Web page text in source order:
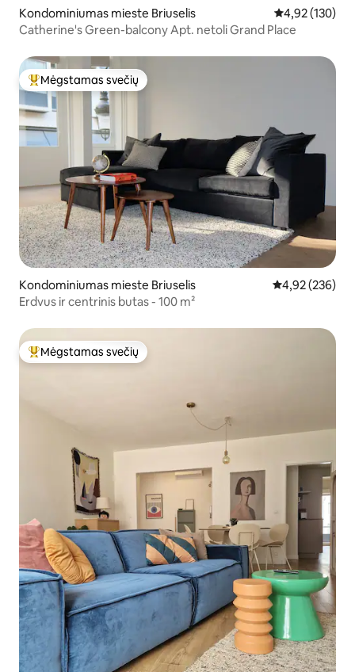
Kondominiumas mieste Briuselis Vidutinis
4,92 (130)
Catherine's Green-balcony Apt. netoli Grand Place
Svečių mėgstamiausias
Mėgstamas svečių
Kondominiumas mieste Briuselis Vidutinis
4,92 (236)
Erdvus ir centrinis butas - 100 m²
Svečių mėgstamiausias
Mėgstamas svečių